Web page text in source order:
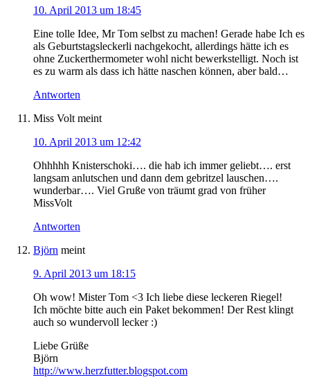
10. April 2013 um 18:45
Eine tolle Idee, Mr Tom selbst zu machen! Gerade habe Ich es
als Geburtstagsleckerli nachgekocht, allerdings hätte ich es
ohne Zuckerthermometer wohl nicht bewerkstelligt. Noch ist
es zu warm als dass ich hätte naschen können, aber bald…
Antworten
Miss Volt meint
10. April 2013 um 12:42
Ohhhhh Knisterschoki…. die hab ich immer geliebt…. erst
langsam anlutschen und dann dem gebritzel lauschen….
wunderbar…. Viel Gruße von träumt grad von früher
MissVolt
Antworten
Björn meint
9. April 2013 um 18:15
Oh wow! Mister Tom <3 Ich liebe diese leckeren Riegel!
Ich möchte bitte auch ein Paket bekommen! Der Rest klingt
auch so wundervoll lecker :)
Liebe Grüße
Björn
http://www.herzfutter.blogspot.com